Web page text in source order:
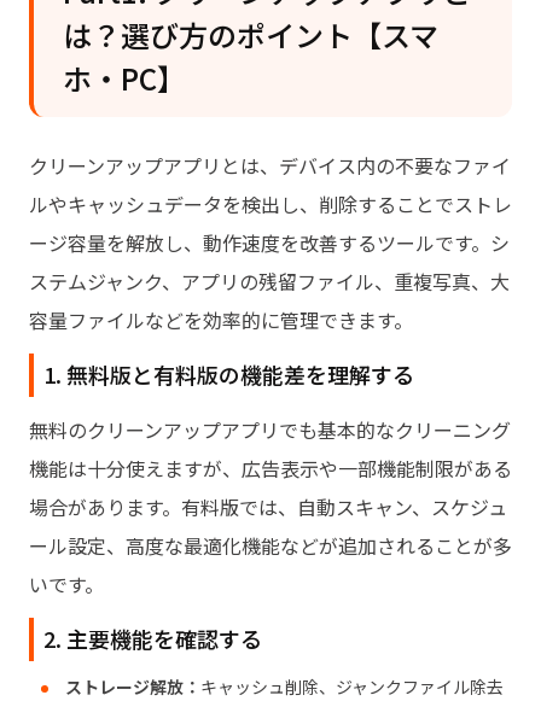
5. SD Maid（無料版）
Part4. 【Windows向け】クリーニング
フリーソフト・アプリおすすめ5選
2. Wise Disk Cleaner
3. BleachBit
プアプリおすすめ5選
1. Tenorshare Cleamio
2. CleanMyMac（無料スキャン）
3. OnyX
4. CCleaner for Mac
5. Mac 標準「ストレージ管理」
は？選び方のポイント【スマ
ホ・PC】
クリーンアップアプリとは、デバイス内の不要なファイ
ルやキャッシュデータを検出し、削除することでストレ
ージ容量を解放し、動作速度を改善するツールです。シ
ステムジャンク、アプリの残留ファイル、重複写真、大
容量ファイルなどを効率的に管理できます。
1. 無料版と有料版の機能差を理解する
無料のクリーンアップアプリでも基本的なクリーニング
機能は十分使えますが、広告表示や一部機能制限がある
場合があります。有料版では、自動スキャン、スケジュ
ール設定、高度な最適化機能などが追加されることが多
いです。
2. 主要機能を確認する
ストレージ解放： キャッシュ削除、ジャンクファイル除去